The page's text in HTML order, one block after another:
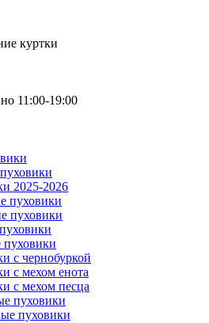
куртки
11:00-19:00
2025-2026
пуховики
пуховики
с чернобуркой
с мехом енота
с мехом песца
пуховики
пуховики